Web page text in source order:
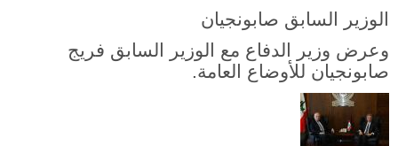
الوزير السابق صابونجيان
وعرض وزير الدفاع مع الوزير السابق فريج
صابونجيان للأوضاع العامة.